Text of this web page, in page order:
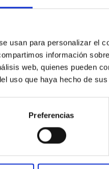
usan para personalizar el
información
web, quienes pueden
uso que haya hecho de
Preferencias
los posibles modelos
de Canarias (IAC)